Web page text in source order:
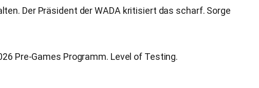
Der Präsident der WADA kritisiert das scharf. Sorge
Pre-Games Programm. Level of Testing.